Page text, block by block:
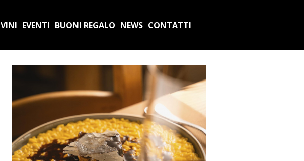
VINI EVENTI BUONI REGALO NEWS CONTATTI